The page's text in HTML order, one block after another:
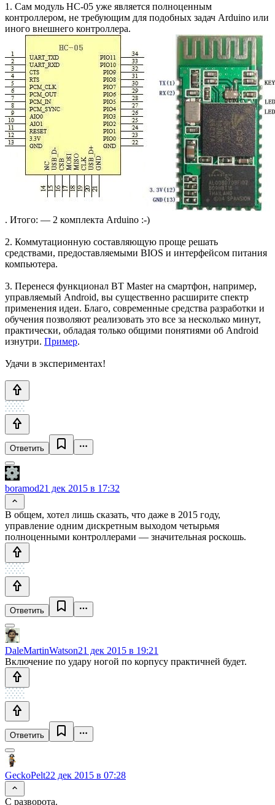
1. Сам модуль HC-05 уже является полноценным
контроллером, не требующим для подобных задач Arduino или
иного внешнего контроллера.
. Итого: — 2 комплекта Arduino :-)
2. Коммутационную составляющую проще решать
средствами, предоставляемыми BIOS и интерфейсом питания
компьютера.
3. Перенеся функционал BT Master на смартфон, например,
управляемый Android, вы существенно расширите спектр
применения идеи. Благо, современные средства разработки и
обучения позволяют реализовать это все за несколько минут,
практически, обладая только общими понятиями об Android
изнутри. Пример.
Удачи в экспериментах!
Ответить
boramod21 дек 2015 в 17:32
В общем, хотел лишь сказать, что даже в 2015 году,
управление одним дискретным выходом четырьмя
полноценными контроллерами — значительная роскошь.
Ответить
DaleMartinWatson21 дек 2015 в 19:21
Включение по удару ногой по корпусу практичней будет.
Ответить
GeckoPelt22 дек 2015 в 07:28
С разворота.